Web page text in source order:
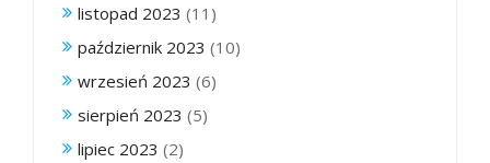
listopad 2023 (11)
październik 2023 (10)
wrzesień 2023 (6)
sierpień 2023 (5)
lipiec 2023 (2)